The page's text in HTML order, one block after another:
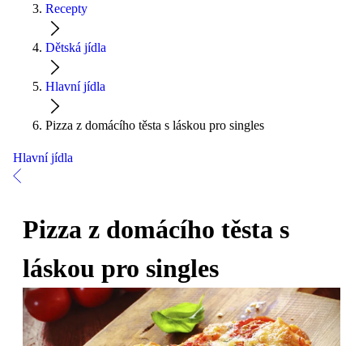
Recepty
Dětská jídla
Hlavní jídla
Pizza z domácího těsta s láskou pro singles
Hlavní jídla
Pizza z domácího těsta s
láskou pro singles